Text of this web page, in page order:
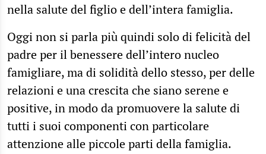
nella salute del figlio e dell’intera famiglia.
Oggi non si parla più quindi solo di felicità del
padre per il benessere dell’intero nucleo
famigliare, ma di solidità dello stesso, per delle
relazioni e una crescita che siano serene e
positive, in modo da promuovere la salute di
tutti i suoi componenti con particolare
attenzione alle piccole parti della famiglia.